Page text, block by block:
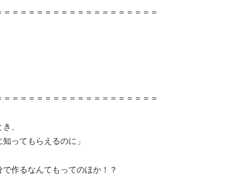
＝＝＝＝＝＝＝＝＝＝＝＝＝＝＝＝＝＝
＝＝＝＝＝＝＝＝＝＝＝＝＝＝＝＝＝＝
、
ってもらえるのに」
作るなんてもってのほか！？